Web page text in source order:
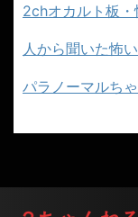
2chオカルト板
人から聞いた怖
パラノーマルち